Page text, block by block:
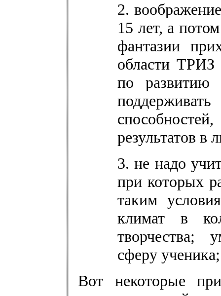
2.
15 лет, а
фантазии
области ТРИЗ
по развитию
результатов в
3. не надо
при которых
таким
климат в
творчества;
сферу
Вот некоторые